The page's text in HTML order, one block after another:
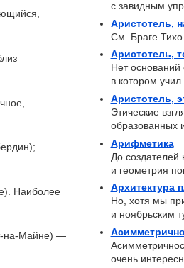
Наиболее
на-Майне) —
с завидным
Аристотель,
См. Браге Тихо.
Аристотель,
Нет оснований
в котором
Аристотель,
Этические
образованных
Арифметика
До создателей
и геометрия
Архитектура
Но, хотя мы
и ноябрьским
очень